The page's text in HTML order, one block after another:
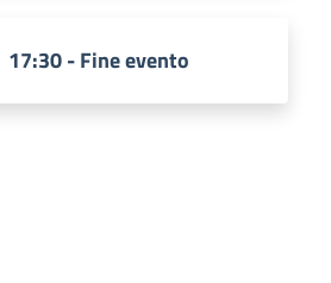
17:30 - Fine evento